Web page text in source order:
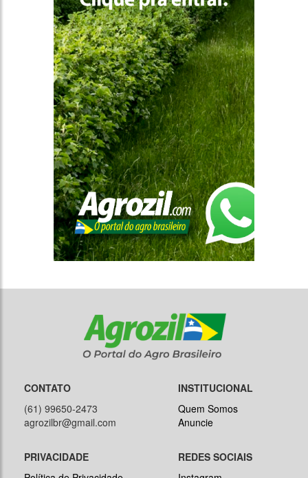
CONTATO
(61) 99650-2473
agrozilbr@gmail.com
INSTITUCIONAL
Quem Somos
Anuncie
PRIVACIDADE
REDES SOCIAIS